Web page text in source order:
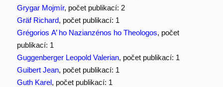
Grygar Mojmír, počet publikací: 2
Gräf Richard, počet publikací: 1
Grégorios Α’ ho Nazianzénos ho Theologos, počet
publikací: 1
Guggenberger Leopold Valerian, počet publikací: 1
Guibert Jean, počet publikací: 1
Guth Karel, počet publikací: 1